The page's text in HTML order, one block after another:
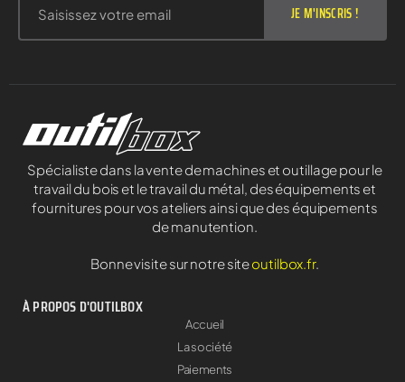
JE M'INSCRIS !
Spécialiste dans la vente de machines et outillage pour le
travail du bois et le travail du métal, des équipements et
fournitures pour vos ateliers ainsi que des équipements
de manutention.
Bonne visite sur notre siteoutilbox.fr.
À PROPOS D'OUTILBOX
Accueil
La société
Paiements